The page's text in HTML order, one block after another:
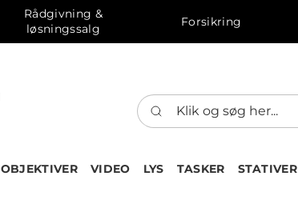
Rådgivning &
løsningssalg
Forsikring
OBJEKTIVER VIDEO LYS TASKER STATIVER